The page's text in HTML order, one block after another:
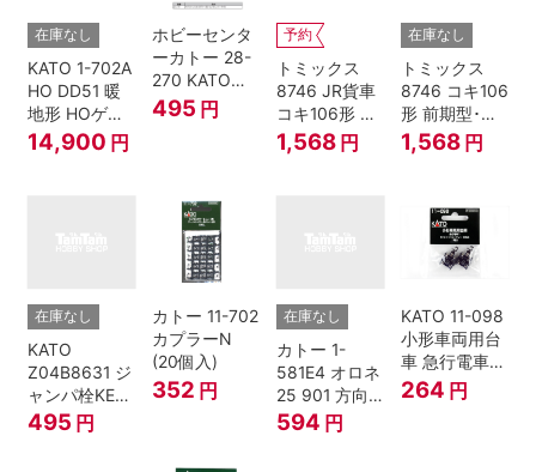
在庫なし
KATO 1-702A
HO DD51 暖
地形 HOゲー
ジ
14,900 円
ホビーセンタ
ーカトー 28-
270 KATOナ
ックルカプラ
ー 黒 センタ
495 円
予約
トミックス
8746 JR貨車
コキ106形 前
期型･新塗装･
コンテナな
1,568 円
在庫なし
トミックス
8746 コキ106
形 前期型･新
塗装･コンテ
ナなし･2両セ
1,568 円
在庫なし
KATO
Z04B8631 ジ
ャンパ栓KE76
濃青 ランナー
495 円
カトー 11-702
カプラーN
(20個入)
352 円
在庫なし
カトー 1-
581E4 オロネ
25 901 方向
幕 4両分
594 円
KATO 11-098
小形車両用台
車 急行電車1
Bトレインシ
ョーティー 対
264 円